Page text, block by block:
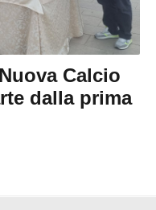
Calcio
dalla prima